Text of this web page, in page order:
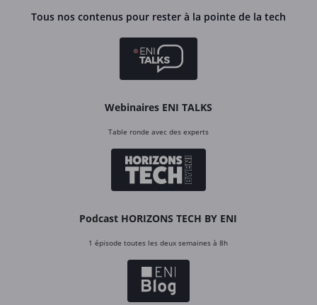
Tous nos contenus pour rester à la pointe de la tech
Webinaires ENI TALKS
Table ronde avec des experts
Podcast HORIZONS TECH BY ENI
1 épisode toutes les deux semaines à 8h